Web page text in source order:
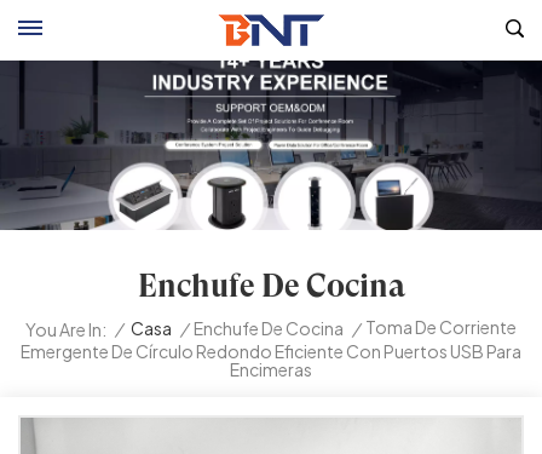
Enchufe De Cocina
You Are In: / Casa / Enchufe De Cocina / Toma De Corriente
Emergente De Círculo Redondo Eficiente Con Puertos USB Para
Encimeras